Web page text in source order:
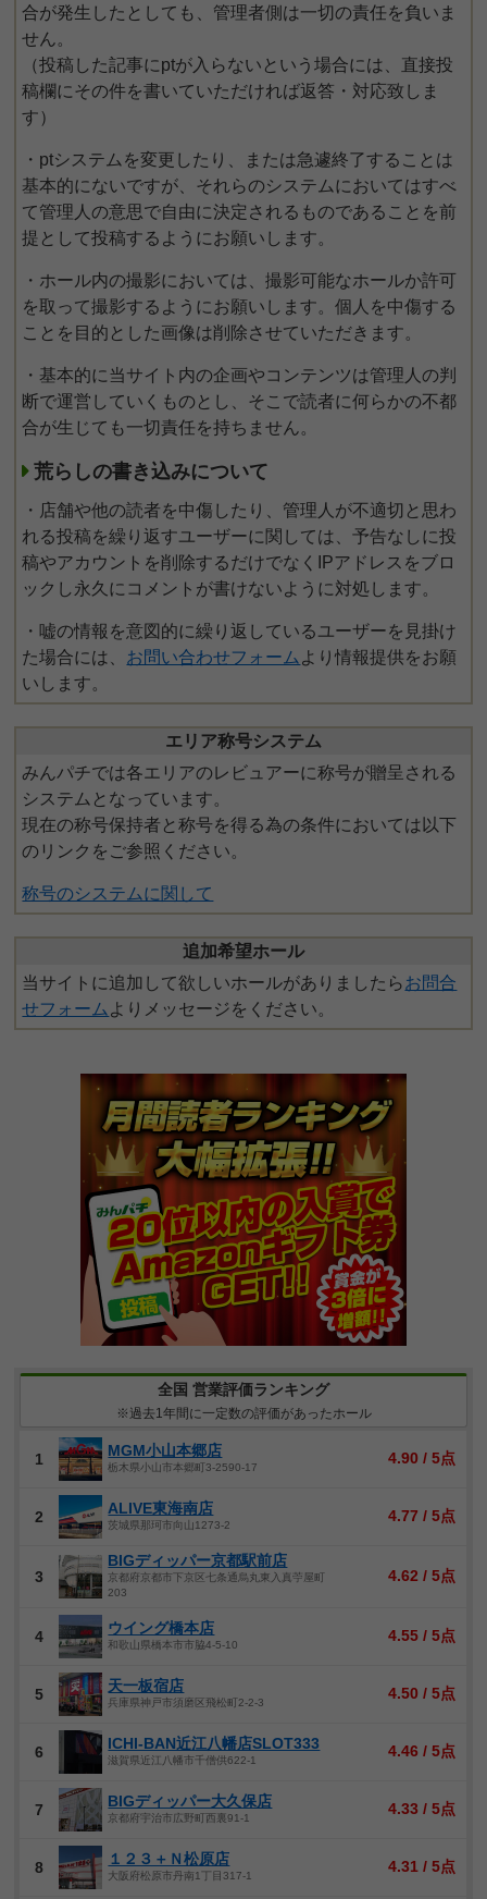
合が発生したとしても、管理者側は一切の責任を負いま
せん。
（投稿した記事にptが入らないという場合には、直接投
稿欄にその件を書いていただければ返答・対応致しま
す）
・ptシステムを変更したり、または急遽終了することは
基本的にないですが、それらのシステムにおいてはすべ
て管理人の意思で自由に決定されるものであることを前
提として投稿するようにお願いします。
・ホール内の撮影においては、撮影可能なホールか許可
を取って撮影するようにお願いします。個人を中傷する
ことを目的とした画像は削除させていただきます。
・基本的に当サイト内の企画やコンテンツは管理人の判
断で運営していくものとし、そこで読者に何らかの不都
合が生じても一切責任を持ちません。
荒らしの書き込みについて
・店舗や他の読者を中傷したり、管理人が不適切と思わ
れる投稿を繰り返すユーザーに関しては、予告なしに投
稿やアカウントを削除するだけでなくIPアドレスをブロ
ックし永久にコメントが書けないように対処します。
・嘘の情報を意図的に繰り返しているユーザーを見掛け
た場合には、 お問い合わせフォーム より情報提供をお願
いします。
エリア称号システム
みんパチでは各エリアのレビュアーに称号が贈呈される
システムとなっています。
現在の称号保持者と称号を得る為の条件においては以下
のリンクをご参照ください。
称号のシステムに関して
追加希望ホール
当サイトに追加して欲しいホールがありましたらお問合
せフォーム よりメッセージをください。
全国 営業評価ランキング
※過去1年間に一定数の評価があったホール
1 MGM小山本郷店
栃木県小山市本郷町3-2590-17
4.90 / 5点
2 ALIVE東海南店
茨城県那珂市向山1273-2
4.77 / 5点
3
BIGディッパー京都駅前店
京都府京都市下京区七条通烏丸東入真苧屋町
203
4.62 / 5点
4 ウイング橋本店
和歌山県橋本市市脇4-5-10
4.55 / 5点
5 天一板宿店
兵庫県神戸市須磨区飛松町2-2-3
4.50 / 5点
6 ICHI-BAN近江八幡店SLOT333
滋賀県近江八幡市千僧供622-1
4.46 / 5点
7 BIGディッパー大久保店
京都府宇治市広野町西裏91-1
4.33 / 5点
8 １２３＋Ｎ松原店
大阪府松原市丹南1丁目317-1
4.31 / 5点